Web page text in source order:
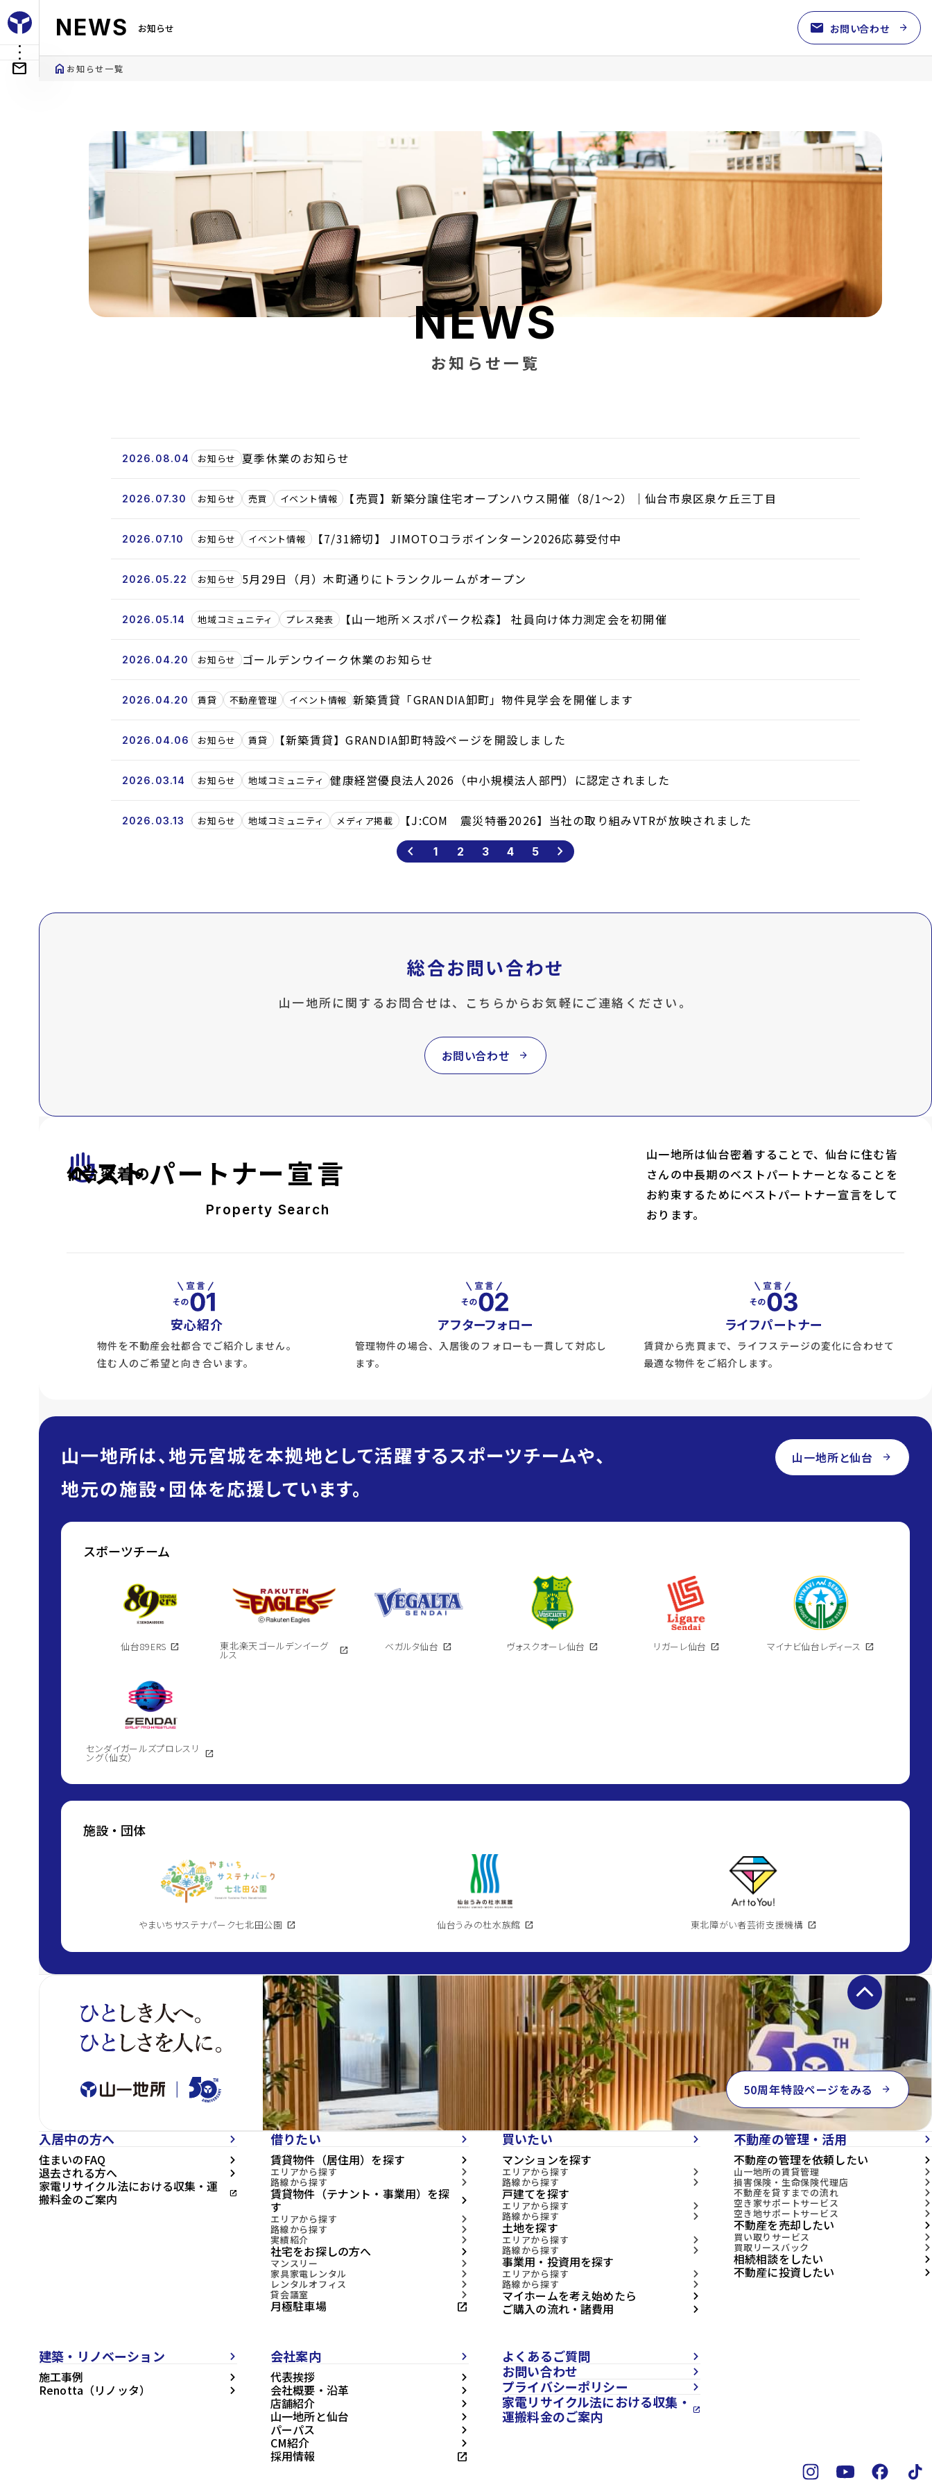
NEWS お知らせ mail お問い合わせ arrow_forward
home お知らせ一覧
NEWS
お知らせ一覧
2026.08.04 お知らせ 夏季休業のお知らせ
2026.07.30 お知らせ 売買 イベント情報 【売買】新築分譲住宅オープンハウス開催（8/1～2）｜仙台市泉区泉ケ丘三丁目
2026.07.10 お知らせ イベント情報 【7/31締切】 JIMOTOコラボインターン2026応募受付中
2026.05.22 お知らせ 5月29日（月）木町通りにトランクルームがオープン
2026.05.14 地域コミュニティ プレス発表 【山一地所×スポパーク松森】 社員向け体力測定会を初開催
2026.04.20 お知らせ ゴールデンウイーク休業のお知らせ
2026.04.20 賃貸 不動産管理 イベント情報 新築賃貸「GRANDIA卸町」物件見学会を開催します
2026.04.06 お知らせ 賃貸 【新築賃貸】GRANDIA卸町特設ページを開設しました
2026.03.14 お知らせ 地域コミュニティ 健康経営優良法人2026（中小規模法人部門）に認定されました
2026.03.13 お知らせ 地域コミュニティ メディア掲載 【J:COM 震災特番2026】当社の取り組みVTRが放映されました
chevron_backward 1 2 3 4 5 chevron_forward
総合お問い合わせ
山一地所に関するお問合せは、こちらからお気軽にご連絡ください。
お問い合わせ arrow_forward
front_hand
仙台密着の
ベストパートナー宣言
Property Search
山一地所は仙台密着することで、仙台に住む皆
さんの中長期のベストパートナーとなることを
お約束するためにベストパートナー宣言をして
おります。
安心紹介
物件を不動産会社都合でご紹介しません。
住む人のご希望と向き合います。
アフターフォロー
管理物件の場合、入居後のフォローも一貫して対応し
ます。
ライフパートナー
賃貸から売買まで、ライフステージの変化に合わせて
最適な物件をご紹介します。
山一地所は、地元宮城を本拠地として活躍するスポーツチームや、
地元の施設・団体を応援しています。
山一地所と仙台 arrow_forward
スポーツチーム
仙台89ERS open_in_new 東北楽天ゴールデンイーグ
ルス open_in_new ベガルタ仙台 open_in_new ヴォスクオーレ仙台 open_in_new リガーレ仙台 open_in_new マイナビ仙台レディース open_in_new
センダイガールズプロレスリ
ング（仙女） open_in_new
施設・団体
やまいちサステナパーク七北田公園 open_in_new 仙台うみの杜水族館 open_in_new 東北障がい者芸術支援機構 open_in_new
keyboard_arrow_up
50周年特設ページをみる arrow_forward
入居中の方へ arrow_forward_ios
住まいのFAQ arrow_forward_ios
退去される方へ arrow_forward_ios
家電リサイクル法における収集・運
搬料金のご案内 open_in_new
借りたい arrow_forward_ios
賃貸物件（居住用）を探す arrow_forward_ios
エリアから探す arrow_forward_ios
路線から探す arrow_forward_ios
賃貸物件（テナント・事業用）を探
す arrow_forward_ios
エリアから探す arrow_forward_ios
路線から探す arrow_forward_ios
実績紹介 arrow_forward_ios
社宅をお探しの方へ arrow_forward_ios
マンスリー arrow_forward_ios
家具家電レンタル arrow_forward_ios
レンタルオフィス arrow_forward_ios
貸会議室 arrow_forward_ios
月極駐車場 open_in_new
買いたい arrow_forward_ios
マンションを探す
エリアから探す arrow_forward_ios
路線から探す arrow_forward_ios
戸建てを探す
エリアから探す arrow_forward_ios
路線から探す arrow_forward_ios
土地を探す
エリアから探す arrow_forward_ios
路線から探す arrow_forward_ios
事業用・投資用を探す
エリアから探す arrow_forward_ios
路線から探す arrow_forward_ios
マイホームを考え始めたら arrow_forward_ios
ご購入の流れ・諸費用 arrow_forward_ios
不動産の管理・活用 arrow_forward_ios
不動産の管理を依頼したい arrow_forward_ios
山一地所の賃貸管理 arrow_forward_ios
損害保険・生命保険代理店 arrow_forward_ios
不動産を貸すまでの流れ arrow_forward_ios
空き家サポートサービス arrow_forward_ios
空き地サポートサービス arrow_forward_ios
不動産を売却したい arrow_forward_ios
買い取りサービス arrow_forward_ios
買取リースバック arrow_forward_ios
相続相談をしたい arrow_forward_ios
不動産に投資したい arrow_forward_ios
建築・リノベーション arrow_forward_ios
施工事例 arrow_forward_ios
Renotta（リノッタ） arrow_forward_ios
会社案内 arrow_forward_ios
代表挨拶 arrow_forward_ios
会社概要・沿革 arrow_forward_ios
店舗紹介 arrow_forward_ios
山一地所と仙台 arrow_forward_ios
パーパス arrow_forward_ios
CM紹介 arrow_forward_ios
採用情報 open_in_new
よくあるご質問 arrow_forward_ios
お問い合わせ arrow_forward_ios
プライバシーポリシー arrow_forward_ios
家電リサイクル法における収集・
運搬料金のご案内
open_in_new